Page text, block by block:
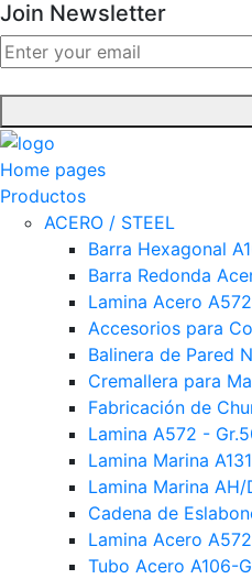
Join Newsletter
Home pages
Productos
ACERO / STEEL
Barra Hexagonal
Barra Redonda
Lamina Acero
Accesorios para
Balinera de Pared
Cremallera para
Fabricación de
Lamina A572 -
Lamina Marina
Lamina Marina
Cadena de
Lamina Acero
Tubo Acero A106-